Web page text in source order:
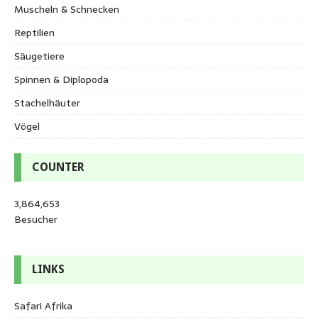
Muscheln & Schnecken
Reptilien
Säugetiere
Spinnen & Diplopoda
Stachelhäuter
Vögel
COUNTER
3,864,653
Besucher
LINKS
Safari Afrika